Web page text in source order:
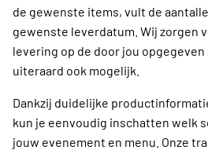
de gewenste items, vult de
gewenste leverdatum. Wij zorgen
levering op de door jou
uiteraard ook mogelijk.
Dankzij duidelijke
kun je eenvoudig inschatten welk
jouw evenement en menu. Onze